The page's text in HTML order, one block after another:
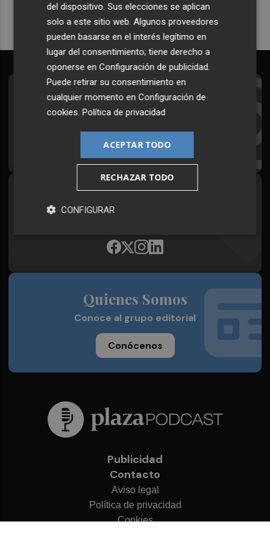
Suscríbete al Boletín
Todos los días a primera hora en tu email
¡Quiero suscribirme!
Plaza Podcast, desde cualquier medio
Quienes Somos
Conoce al grupo editorial
Conócenos
Publicidad
Contacto
Aviso legal
Política de privacidad
Cookies
del dispositivo. Sus elecciones se aplican
solo a este sitio web. Algunos proveedores
pueden basarse en el interés legítimo en
lugar del consentimiento; tiene derecho a
oponerse enConfiguración de publicidad
Puede retirar su consentimiento en
cualquier momento enConfiguración de
cookies .Política de privacidad
ACEPTAR TODO
RECHAZAR TODO
CONFIGURAR